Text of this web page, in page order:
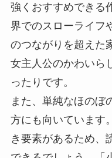
強くおすすめできる
界でのスローライフ
のつながりを超えた
女主人公のかわいら
ったりです。
また、単純なほのぼ
方にも向いています
き要素があるため、